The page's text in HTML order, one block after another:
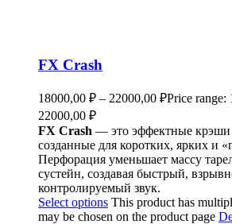
FX Crash
18000,00 ₽ – 22000,00 ₽Price range:
22000,00 ₽
FX Crash — это эффектные крэши
созданные для коротких, ярких и
Перфорация уменьшает массу
сустейн, создавая быстрый,
контролируемый звук.
Select options This product has
may be chosen on the product page